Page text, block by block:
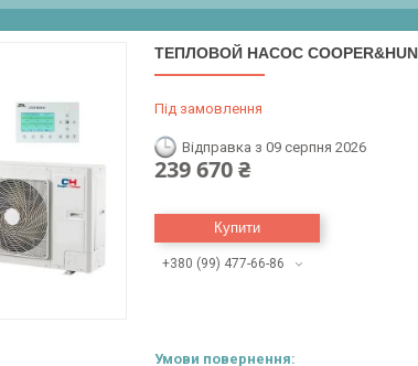
ТЕПЛОВОЙ НАСОС
Під замовлення
Відправка з 09 серпня 2026
239 670 ₴
Купити
+380 (99) 477-66-86